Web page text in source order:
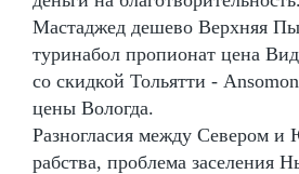
Мастаджед дешево Верхняя
туринабол пропионат цена
со скидкой Тольятти -
цены Вологда.
Разногласия между Севером
рабства, проблема заселения